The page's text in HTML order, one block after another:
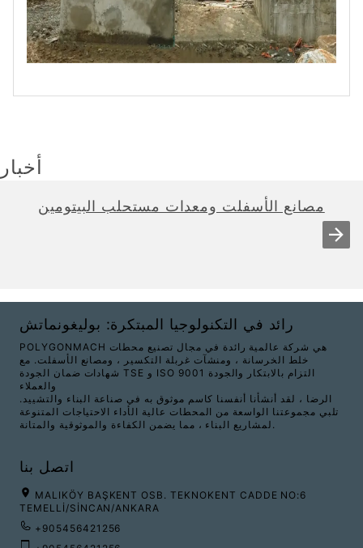
أخبار
مصانع الأسفلت ومعدات مستحلب البيتومين
رائد في التكنولوجيا المبتكرة: بوليغونماتش
POLYGONMACH هي شركة عالمية رائدة في مجال تصنيع محطات
خلط الخرسانة ، ومنشآت غربلة التكسير ، ومصانع الأسفلت. مع
شهادات ضمان الجودة TSE و ISO 9001 التزام بالابتكار والجودة
والعملاء
الرضا ، لقد أنشأنا أنفسنا كاسم موثوق به في صناعة البناء والتشييد.
تلبي مجموعتنا الواسعة من المحطات عالية الأداء الاحتياجات المتنوعة
لمشاريع البناء ، مما يضمن الكفاءة والموثوقية والمتانة.
اتصل بنا
MALIKÖY BAŞKENT OSB. TEKNOKENT CADDE NO:6
TEMELLİ/SİNCAN/ANKARA
+905456421256